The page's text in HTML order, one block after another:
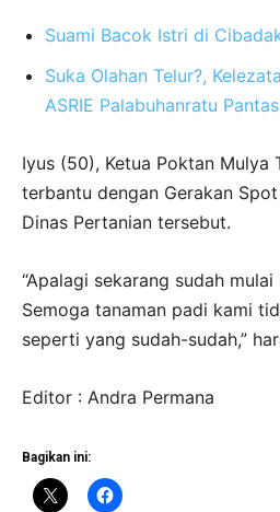
Suami Bacok Istri di
Suka Olahan Telur?,
ASRIE Palabuhanratu
Iyus (50), Ketua Poktan Mulya
terbantu dengan Gerakan
Dinas Pertanian tersebut.
“Apalagi sekarang sudah
Semoga tanaman padi kami
seperti yang sudah-sudah,”
Editor : Andra Permana
Bagikan ini: